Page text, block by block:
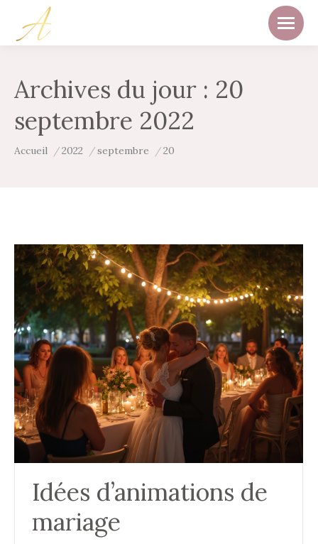
Archives du jour : 20
septembre 2022
Vous êtes ici :
Accueil 2022 septembre 20
Idées d’animations de
mariage